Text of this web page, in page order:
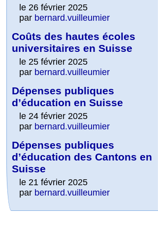
le 26 février 2025
par bernard.vuilleumier
Coûts des hautes écoles
universitaires en Suisse
le 25 février 2025
par bernard.vuilleumier
Dépenses publiques
d’éducation en Suisse
le 24 février 2025
par bernard.vuilleumier
Dépenses publiques
d’éducation des Cantons en
Suisse
le 21 février 2025
par bernard.vuilleumier